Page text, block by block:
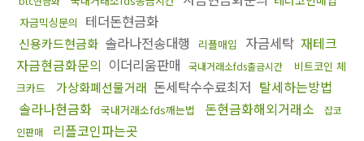
자금믹싱문의 테더돈현금화
신용카드현금화 솔라나전송대행 리플매입 자금세탁 재테크
자금현금화문의 이더리움판매 국내거래소fds출금시간
비트코인 체
크카드
가상화폐선물거래 돈세탁수수료최저 탈세하는방법
솔라나현금화 국내거래소fds깨는법 돈현금화해외거래소
잡코
인판매
리플코인파는곳